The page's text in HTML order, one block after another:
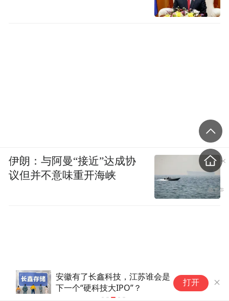
安徽有了长鑫科技，江苏谁会是
下一个“硬科技大IPO”？
打开
伊朗：与阿曼“接近”达成协
议但并不意味重开海峡